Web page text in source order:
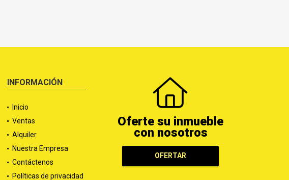
INFORMACIÓN
Inicio
Ventas
Alquiler
Nuestra Empresa
Contáctenos
Políticas de privacidad
Oferte su inmueble
con nosotros
OFERTAR